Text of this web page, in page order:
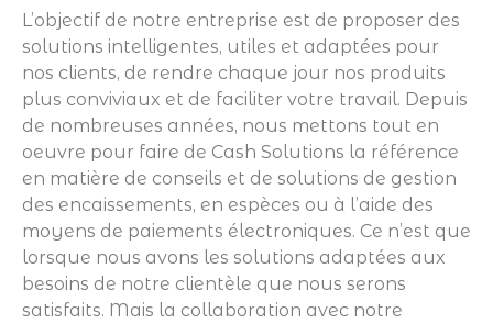
L’objectif de notre entreprise est de proposer des
solutions intelligentes, utiles et adaptées pour
nos clients, de rendre chaque jour nos produits
plus conviviaux et de faciliter votre travail. Depuis
de nombreuses années, nous mettons tout en
oeuvre pour faire de Cash Solutions la référence
en matière de conseils et de solutions de gestion
des encaissements, en espèces ou à l’aide des
moyens de paiements électroniques. Ce n’est que
lorsque nous avons les solutions adaptées aux
besoins de notre clientèle que nous serons
satisfaits. Mais la collaboration avec notre